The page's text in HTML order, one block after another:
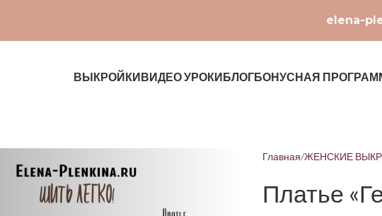
elena-
ВЫКРОЙКИВИДЕО УРОКИБЛОГБОНУСНАЯ
Главная ЖЕНСКИЕ
Платье